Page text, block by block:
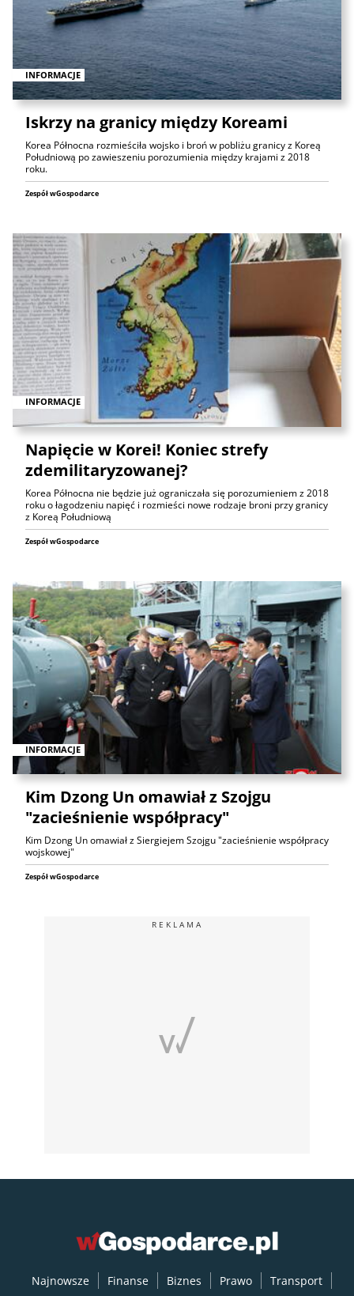
INFORMACJE
Iskrzy na granicy między Koreami
Korea Północna rozmieściła wojsko i broń w pobliżu granicy z Koreą
Południową po zawieszeniu porozumienia między krajami z 2018
roku.
Zespół wGospodarce
INFORMACJE
Napięcie w Korei! Koniec strefy
zdemilitaryzowanej?
Korea Północna nie będzie już ograniczała się porozumieniem z 2018
roku o łagodzeniu napięć i rozmieści nowe rodzaje broni przy granicy
z Koreą Południową
Zespół wGospodarce
INFORMACJE
Kim Dzong Un omawiał z Szojgu
"zacieśnienie współpracy"
Kim Dzong Un omawiał z Siergiejem Szojgu "zacieśnienie współpracy
wojskowej"
Zespół wGospodarce
REKLAMA
Najnowsze Finanse Biznes Prawo Transport